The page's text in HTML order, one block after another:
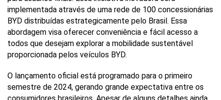
implementada através de uma rede de 100 concessionárias
BYD distribuídas estrategicamente pelo Brasil. Essa
abordagem visa oferecer conveniência e fácil acesso a
todos que desejam explorar a mobilidade sustentável
proporcionada pelos veículos BYD.
O lançamento oficial está programado para o primeiro
semestre de 2024, gerando grande expectativa entre os